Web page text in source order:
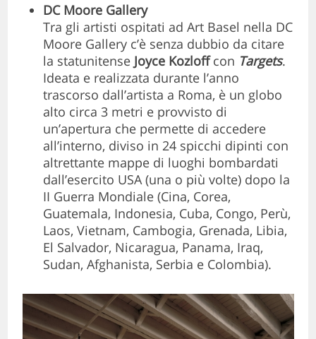
DC Moore Gallery
Tra gli artisti ospitati ad Art Basel nella DC
Moore Gallery c’è senza dubbio da citare
la statunitense Joyce Kozloffcon Targets.
Ideata e realizzata durante l’anno
trascorso dall’artista a Roma, è un globo
alto circa 3 metri e provvisto di
un’apertura che permette di accedere
all’interno, diviso in 24 spicchi dipinti con
altrettante mappe di luoghi bombardati
dall’esercito USA (una o più volte) dopo la
II Guerra Mondiale (Cina, Corea,
Guatemala, Indonesia, Cuba, Congo, Perù,
Laos, Vietnam, Cambogia, Grenada, Libia,
El Salvador, Nicaragua, Panama, Iraq,
Sudan, Afghanista, Serbia e Colombia).